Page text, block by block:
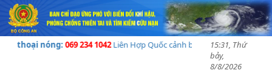
thoại nóng:069 234 1042Liên Hợp Quốc cảnh báo về khủng hoảng
15:31, Thứ
bảy,
8/8/2026